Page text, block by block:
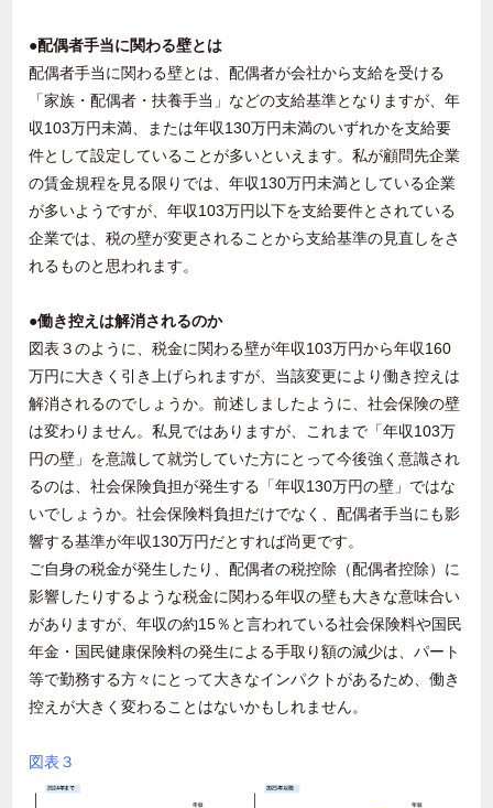
●配偶者手当に関わる壁とは
配偶者手当に関わる壁とは、配偶者が会社から支給を受ける
「家族・配偶者・扶養手当」などの支給基準となりますが、年
収103万円未満、または年収130万円未満のいずれかを支給要
件として設定していることが多いといえます。私が顧問先企業
の賃金規程を見る限りでは、年収130万円未満としている企業
が多いようですが、年収103万円以下を支給要件とされている
企業では、税の壁が変更されることから支給基準の見直しをさ
れるものと思われます。
●働き控えは解消されるのか
図表３のように、税金に関わる壁が年収103万円から年収160
万円に大きく引き上げられますが、当該変更により働き控えは
解消されるのでしょうか。前述しましたように、社会保険の壁
は変わりません。私見ではありますが、これまで「年収103万
円の壁」を意識して就労していた方にとって今後強く意識され
るのは、社会保険負担が発生する「年収130万円の壁」ではな
いでしょうか。社会保険料負担だけでなく、配偶者手当にも影
響する基準が年収130万円だとすれば尚更です。
ご自身の税金が発生したり、配偶者の税控除（配偶者控除）に
影響したりするような税金に関わる年収の壁も大きな意味合い
がありますが、年収の約15％と言われている社会保険料や国民
年金・国民健康保険料の発生による手取り額の減少は、パート
等で勤務する方々にとって大きなインパクトがあるため、働き
控えが大きく変わることはないかもしれません。
図表３